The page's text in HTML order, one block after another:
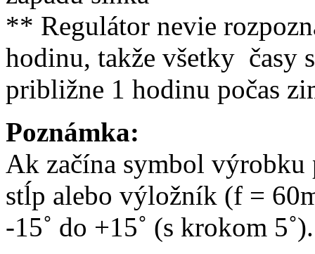
** Regulátor nevie
hodinu, takže všetky časy
približne 1 hodinu počas
Poznámka:
Ak začína symbol výrobku
stĺp alebo výložník (f =
-15˚ do +15˚ (s krokom 5˚).